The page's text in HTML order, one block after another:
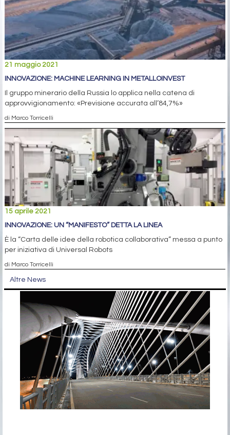
21 maggio 2021
INNOVAZIONE: MACHINE LEARNING IN METALLOINVEST
Il gruppo minerario della Russia lo applica nella catena di
approvvigionamento: «Previsione accurata all’84,7%»
di Marco Torricelli
15 aprile 2021
INNOVAZIONE: UN “MANIFESTO” DETTA LA LINEA
È la “Carta delle idee della robotica collaborativa” messa a punto
per iniziativa di Universal Robots
di Marco Torricelli
Altre News